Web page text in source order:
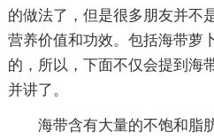
的做法了，但是很多朋友并不
营养价值和功效。包括海带萝
的，所以，下面不仅会提到海
并讲了。
海带含有大量的不饱和脂